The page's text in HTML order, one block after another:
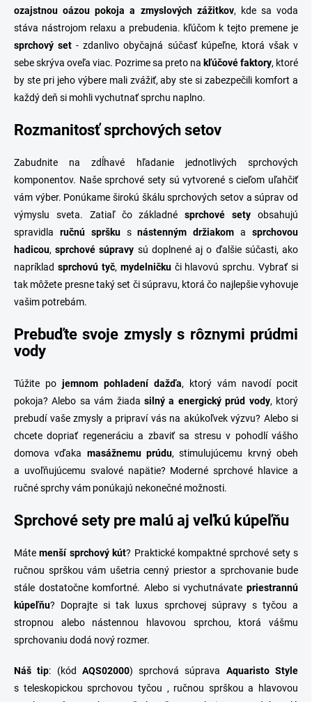
ozajstnou oázou pokoja a zmyslových zážitkov, kde sa voda
stáva nástrojom relaxu a prebudenia. kľúčom k tejto premene je
sprchový set - zdanlivo obyčajná súčasť kúpeľne, ktorá však v
sebe skrýva oveľa viac. Pozrime sa preto na kľúčovéfaktory, ktoré
by ste pri jeho výbere mali zvážiť, aby ste si zabezpečili komfort a
každý deň si mohli vychutnať sprchu naplno.
Rozmanitosť sprchových setov
Zabudnite na zdĺhavé hľadanie jednotlivých sprchových
komponentov. Naše sprchové sety sú vytvorené s cieľom uľahčiť
vám výber. Ponúkame širokú škálu sprchových setov a súprav od
výmyslu sveta. Zatiaľ čo základnésprchové sety obsahujú
spravidla ručnú sprškusnástenným držiakom asprchovou
hadicou,sprchové súpravy sú doplnené aj o ďalšie súčasti, ako
napríklad sprchovú tyč, mydelničkuči hlavovú sprchu. Vybrať si
tak môžete presne taký set či súpravu, ktorá čo najlepšie vyhovuje
vašim potrebám.
Prebuďte svoje zmysly s rôznymi prúdmi
vody
Túžite po jemnom pohladení dažďa, ktorý vám navodí pocit
pokoja? Alebo sa vám žiada silný a energický prúd vody, ktorý
prebudí vaše zmysly a pripraví vás na akúkoľvek výzvu? Alebo si
chcete dopriať regeneráciu a zbaviť sa stresu v pohodlí vášho
domova vďaka masážnemu prúdu, stimulujúcemu krvný obeh
a uvoľňujúcemu svalové napätie? Moderné sprchové hlavice a
ručné sprchy vám ponúkajú nekonečné možnosti.
Sprchové sety pre malú aj veľkú kúpeľňu
Máte menší sprchový kút? Praktické kompaktné sprchové sety s
ručnou sprškou vám ušetria cenný priestor a sprchovanie bude
stále dostatočne komfortné. Alebo si vychutnávate priestrannú
kúpeľňu? Doprajte si tak luxus sprchovej súpravy s tyčou a
stropnou alebo nástennou hlavovou sprchou, ktorá vášmu
sprchovaniu dodá nový rozmer.
Náš tip: (kód AQS02000) sprchová súprava Aquaristo Style
s teleskopickou sprchovou tyčou , ručnou sprškou a hlavovou